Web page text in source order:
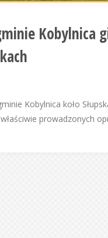
Kobylnica
Kobylnica koło
prowadzonych